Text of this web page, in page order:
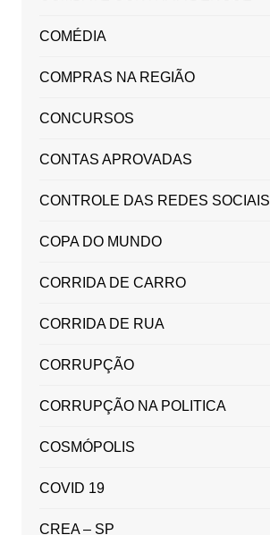
COMÉDIA
COMPRAS NA REGIÃO
CONCURSOS
CONTAS APROVADAS
CONTROLE DAS REDES SOCIAIS
COPA DO MUNDO
CORRIDA DE CARRO
CORRIDA DE RUA
CORRUPÇÃO
CORRUPÇÃO NA POLITICA
COSMÓPOLIS
COVID 19
CREA – SP